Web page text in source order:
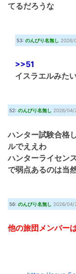
てるだろうな
53: のんびり名無し 2026/
>>51
イスラエルみた
52: のんびり名無し 2026/04/
ハンター試験合格
ルでええわ
ハンターライセン
で弱点あるのは当
56: のんびり名無し 2026/04/
他の旅団メンバー